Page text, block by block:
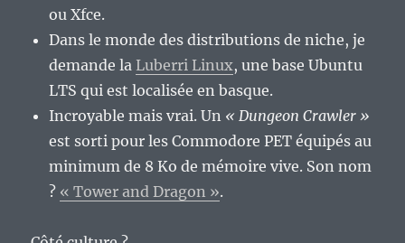
ou Xfce.
Dans le monde des distributions de niche, je
demande la Luberri Linux, une base Ubuntu
LTS qui est localisée en basque.
Incroyable mais vrai. Un « Dungeon Crawler »
est sorti pour les Commodore PET équipés au
minimum de 8 Ko de mémoire vive. Son nom
? « Tower and Dragon ».